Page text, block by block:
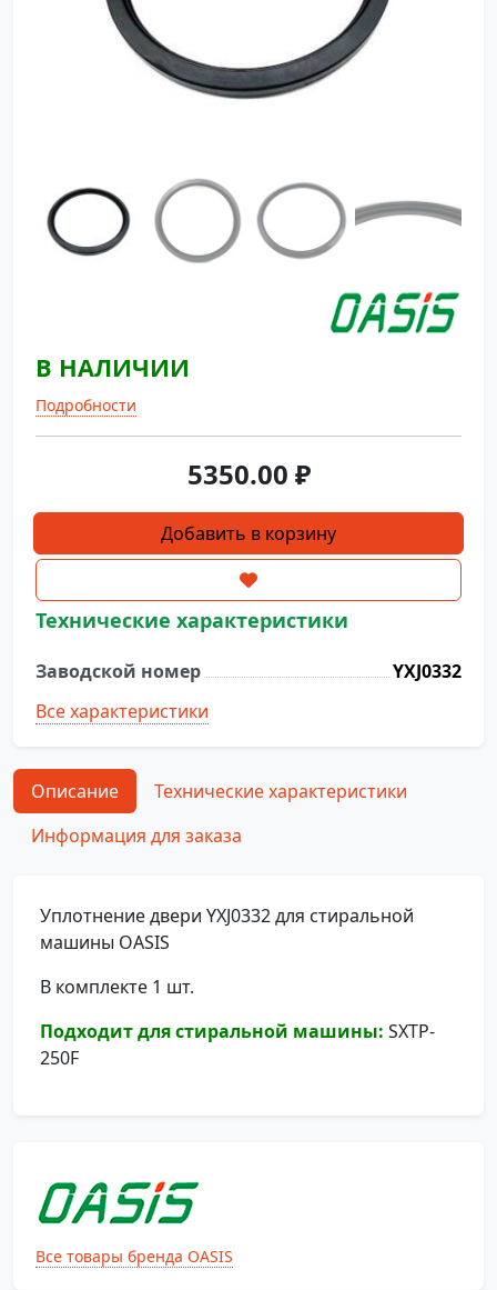
В НАЛИЧИИ
Подробности
5350.00 ₽
Количество
товара
двери
YXJ0332
Добавить в корзину
Технические характеристики
Заводской номер
YXJ0332
Все характеристики
Описание
Технические характеристики
Информация для заказа
Уплотнение двери YXJ0332 для стиральной
машины OASIS
В комплекте 1 шт.
Подходит для стиральной машины: SXTP-
250F
Все товары бренда OASIS